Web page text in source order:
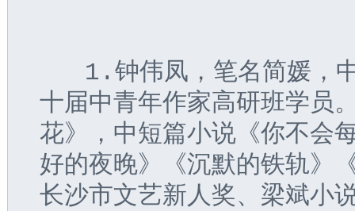
1.钟伟凤，笔名简媛，中
十届中青年作家高研班学员
花》，中短篇小说《你不会
好的夜晚》《沉默的铁轨》
长沙市文艺新人奖、梁斌小